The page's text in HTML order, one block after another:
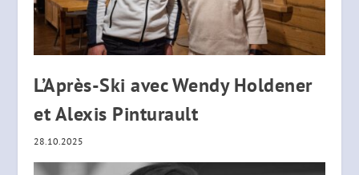
L’Après-Ski avec Wendy Holdener
et Alexis Pinturault
28.10.2025